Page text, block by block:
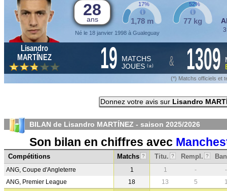
28
ans
Né le 18 janvier 1998 à Gualeguay
1,78 m
17%
77 kg
52%
Lisandro
MARTÍNEZ
19 MATCHS
JOUES (*) & 1309
(*) Matchs officiels et
Donnez votre avis sur Lisandro
BILAN de Lisandro MARTÍNEZ - saison 2025/2026
Son bilan en chiffres avec
Compétitions Matchs ? Titu. ? Rempl. ?
ANG, Coupe d'Angleterre 1 1 -
-
ANG, Premier League
18 13 5